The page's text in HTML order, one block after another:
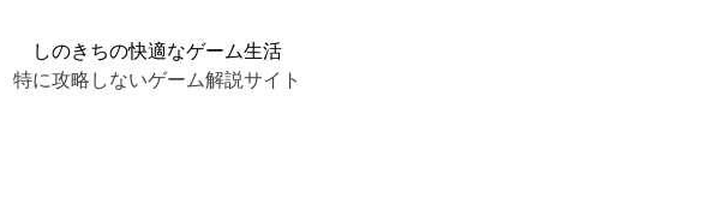
しのきちの快適なゲーム生活
特に攻略しないゲーム解説サイト